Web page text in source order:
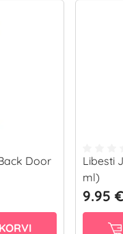
Door
Libesti
ml)
9.95 €